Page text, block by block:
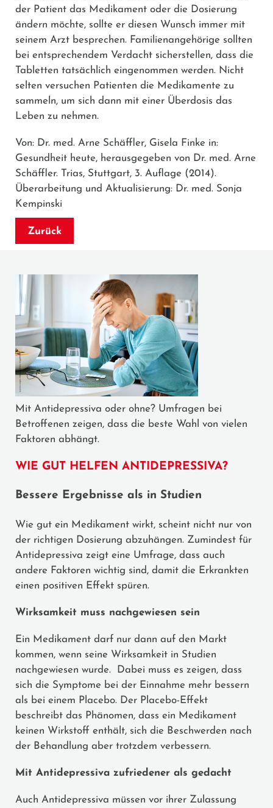
der Patient das Medikament oder die Dosierung
ändern möchte, sollte er diesen Wunsch immer mit
seinem Arzt besprechen. Familienangehörige sollten
bei entsprechendem Verdacht sicherstellen, dass die
Tabletten tatsächlich eingenommen werden. Nicht
selten versuchen Patienten die Medikamente zu
sammeln, um sich dann mit einer Überdosis das
Leben zu nehmen.
Von: Dr. med. Arne Schäffler, Gisela Finke in:
Gesundheit heute, herausgegeben von Dr. med. Arne
Schäffler. Trias, Stuttgart, 3. Auflage (2014).
Überarbeitung und Aktualisierung: Dr. med. Sonja
Kempinski
Zurück
Mit Antidepressiva oder ohne? Umfragen bei
Betroffenen zeigen, dass die beste Wahl von vielen
Faktoren abhängt.
WIE GUT HELFEN ANTIDEPRESSIVA?
Bessere Ergebnisse als in Studien
Wie gut ein Medikament wirkt, scheint nicht nur von
der richtigen Dosierung abzuhängen. Zumindest für
Antidepressiva zeigt eine Umfrage, dass auch
andere Faktoren wichtig sind, damit die Erkrankten
einen positiven Effekt spüren.
Wirksamkeit muss nachgewiesen sein
Ein Medikament darf nur dann auf den Markt
kommen, wenn seine Wirksamkeit in Studien
nachgewiesen wurde. Dabei muss es zeigen, dass
sich die Symptome bei der Einnahme mehr bessern
als bei einem Placebo. Der Placebo-Effekt
beschreibt das Phänomen, dass ein Medikament
keinen Wirkstoff enthält, sich die Beschwerden nach
der Behandlung aber trotzdem verbessern.
Mit Antidepressiva zufriedener als gedacht
Auch Antidepressiva müssen vor ihrer Zulassung